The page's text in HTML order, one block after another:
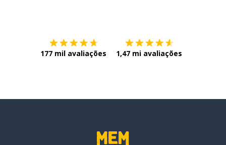
177 mil avaliações 1,47 mi avaliações